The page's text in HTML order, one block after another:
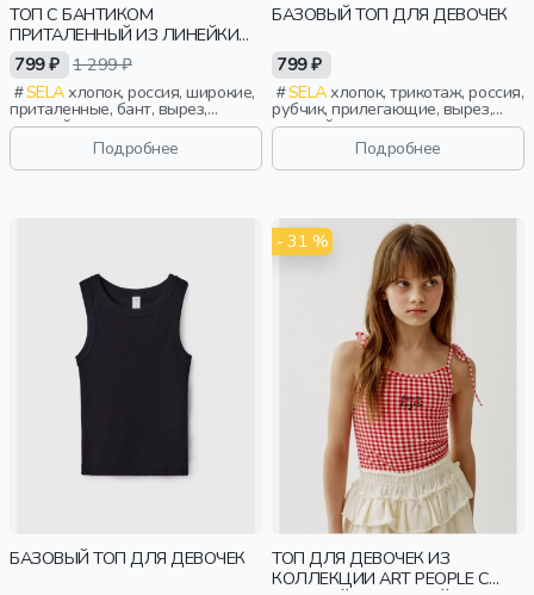
ТОП С БАНТИКОМ
ПРИТАЛЕННЫЙ ИЗ ЛИНЕЙКИ
YOUNG
799 ₽ 1 299 ₽
SELAхлопок, россия, широкие,
приталенные, бант, вырез,
круглый вырез, спорт, девочки,
старшеклассники, дети
Подробнее
БАЗОВЫЙ ТОП ДЛЯ ДЕВОЧЕК
799 ₽
SELAхлопок, трикотаж, россия,
рубчик, прилегающие, вырез,
круглый вырез, девочки, дети
Подробнее
БАЗОВЫЙ ТОП ДЛЯ ДЕВОЧЕК
- 31 %
ТОП ДЛЯ ДЕВОЧЕК ИЗ
КОЛЛЕКЦИИ ART PEOPLE С